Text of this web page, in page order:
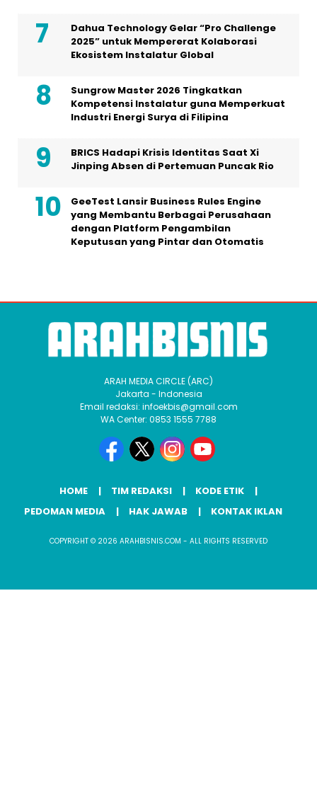
Dahua Technology Gelar “Pro Challenge
2025” untuk Mempererat Kolaborasi
Ekosistem Instalatur Global
Sungrow Master 2026 Tingkatkan
Kompetensi Instalatur guna Memperkuat
Industri Energi Surya di Filipina
BRICS Hadapi Krisis Identitas Saat Xi
Jinping Absen di Pertemuan Puncak Rio
GeeTest Lansir Business Rules Engine
yang Membantu Berbagai Perusahaan
dengan Platform Pengambilan
Keputusan yang Pintar dan Otomatis
ARAH MEDIA CIRCLE (ARC)
Jakarta - Indonesia
Email redaksi: infoekbis@gmail.com
WA Center: 0853 1555 7788
HOME TIM REDAKSI
KODE ETIK
PEDOMAN MEDIA
HAK JAWAB KONTAK IKLAN
COPYRIGHT © 2026 ARAHBISNIS.COM - ALL RIGHTS RESERVED